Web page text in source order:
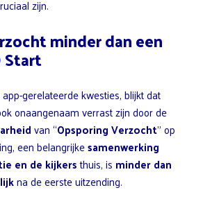
zijn.
minder dan een
Start
gerelateerde kwesties, blijkt dat
onaangenaam verrast zijn door de
van “Opsporing Verzocht” op
een belangrijkesamenwerking
en de kijkersthuis, is minder dan
na de eerste uitzending.